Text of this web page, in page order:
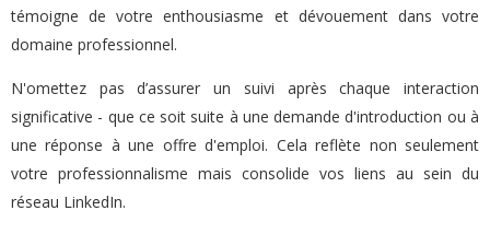
témoigne de votre enthousiasme et dévouement dans votre
domaine professionnel.
N'omettez pas d’assurer un suivi après chaque interaction
significative - que ce soit suite à une demande d'introduction ou à
une réponse à une offre d'emploi. Cela reflète non seulement
votre professionnalisme mais consolide vos liens au sein du
réseau LinkedIn.